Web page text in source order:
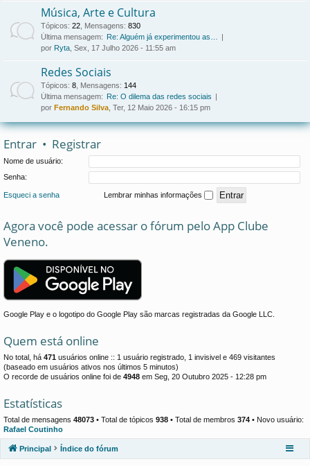
Música, Arte e Cultura
Tópicos: 22, Mensagens: 830
Última mensagem:
Re: Alguém já experimentou as…
por Ryta, Sex, 17 Julho 2026 - 11:55 am
Redes Sociais
Tópicos: 8, Mensagens: 144
Última mensagem:
Re: O dilema das redes sociais
por Fernando Silva, Ter, 12 Maio 2026 - 16:15 pm
Entrar • Registrar
Nome de usuário:
Senha:
Esqueci a senha Lembrar minhas informações
Agora você pode acessar o fórum pelo App Clube
Veneno.
Google Play e o logotipo do Google Play são marcas registradas da Google LLC.
Quem está online
No total, há 471 usuários online :: 1 usuário registrado, 1 invisivel e 469 visitantes
(baseado em usuários ativos nos últimos 5 minutos)
O recorde de usuários online foi de 4948 em Seg, 20 Outubro 2025 - 12:28 pm
Estatísticas
Total de mensagens 48073 • Total de tópicos 938 • Total de membros 374 • Novo usuário:
Rafael Coutinho
Principal Índice do fórum